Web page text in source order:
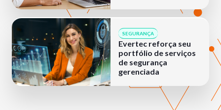
SEGURANÇA
Evertec reforça seu
portfólio de serviços
de segurança
gerenciada